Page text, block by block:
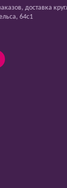
доставка
64с1